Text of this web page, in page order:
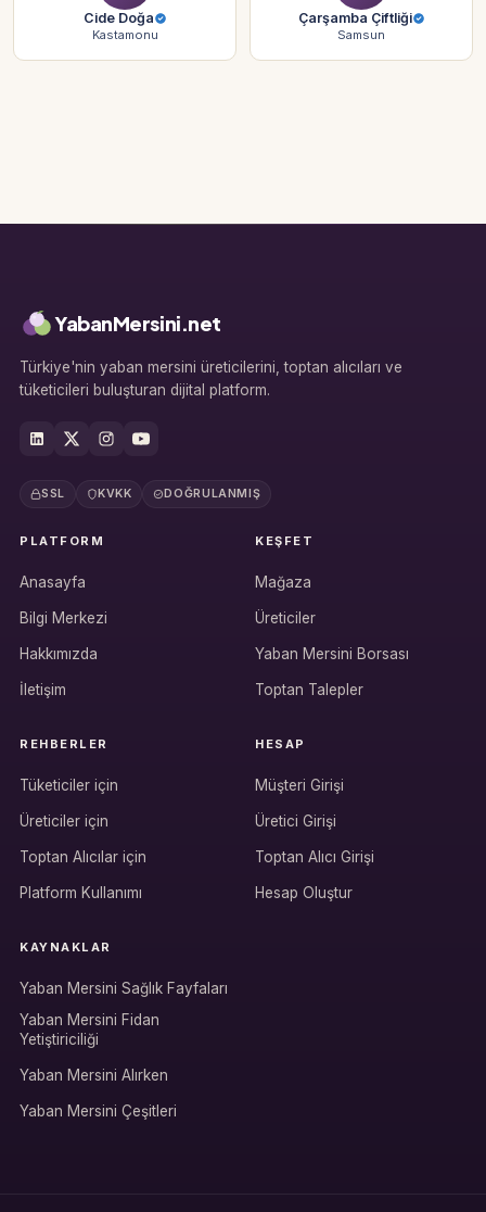
Hesabına giriş yap
Üretici / çiftçi paneli
Cide Doğa
Kastamonu
Çarşamba Çiftliği
Samsun
YabanMersini.net
Türkiye'nin yaban mersini üreticilerini, toptan alıcıları ve
tüketicileri buluşturan dijital platform.
SSL KVKK DOĞRULANMIŞ
PLATFORM
Anasayfa
Bilgi Merkezi
Hakkımızda
İletişim
KEŞFET
Mağaza
Üreticiler
Yaban Mersini Borsası
Toptan Talepler
REHBERLER
Tüketiciler için
Üreticiler için
Toptan Alıcılar için
Platform Kullanımı
HESAP
Müşteri Girişi
Üretici Girişi
Toptan Alıcı Girişi
Hesap Oluştur
KAYNAKLAR
Yaban Mersini Sağlık Fayfaları
Yaban Mersini Fidan
Yetiştiriciliği
Yaban Mersini Alırken
Yaban Mersini Çeşitleri